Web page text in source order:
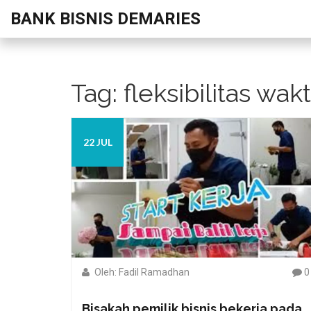
BANK BISNIS DEMARIES
Tag: fleksibilitas
22 JUL
Oleh: Fadil Ramadhan 0